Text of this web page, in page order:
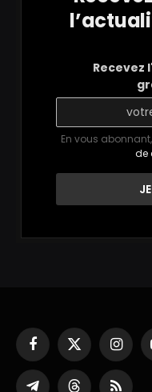
Recevez
En vous
de
Facebook
X
(Twitter)